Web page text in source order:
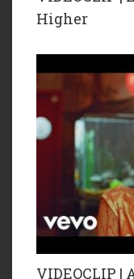
Higher
VIDEOCLIP |